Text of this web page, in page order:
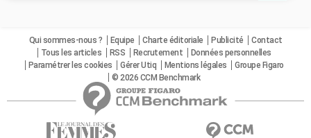
Qui sommes-nous ? Equipe Charte éditoriale Publicité
Contact
Tous les articles
RSS Recrutement
Données personnelles
Paramétrer les cookies
Gérer Utiq Mentions légales
Groupe Figaro
© 2026 CCM Benchmark